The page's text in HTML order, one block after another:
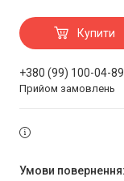
Купити
+380 (99) 100-04-89
Прийом замовлень